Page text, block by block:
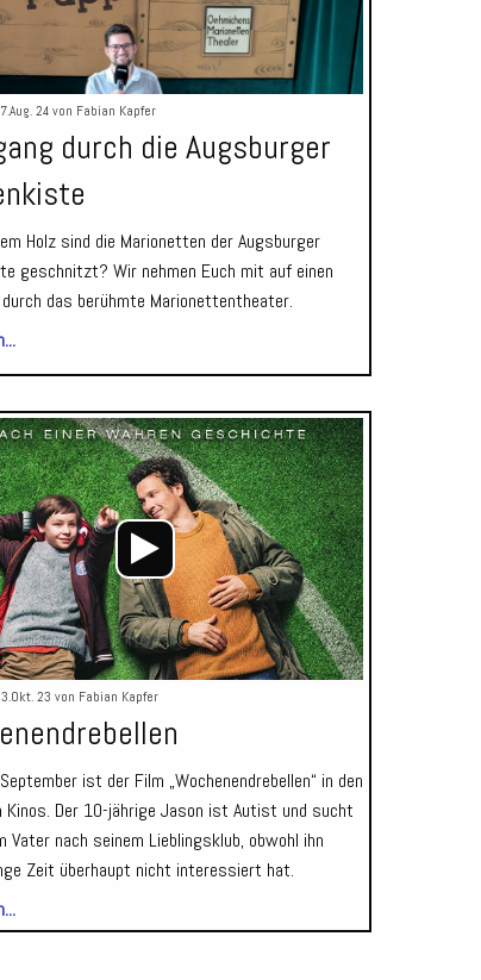
24 von Fabian Kapfer
durch die Augsburger
Holz sind die Marionetten der Augsburger
geschnitzt? Wir nehmen Euch mit auf einen
durch das berühmte Marionettentheater.
Audio-
Player
3.Okt. 23 von Fabian Kapfer
ist der Film „Wochenendrebellen“ in den
Kinos. Der 10-jährige Jason ist Autist und sucht
Vater nach seinem Lieblingsklub, obwohl ihn
Zeit überhaupt nicht interessiert hat.